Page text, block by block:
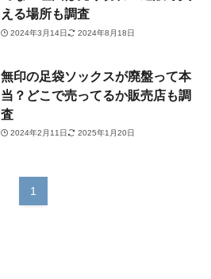
える場所も調査
2024年3月14日 2024年8月18日
無印の足袋ソックスが廃盤って本
当？どこで売ってるか販売店も調
査
2024年2月11日 2025年1月20日
1